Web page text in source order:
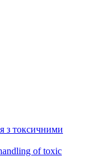
з токсичними
of toxic